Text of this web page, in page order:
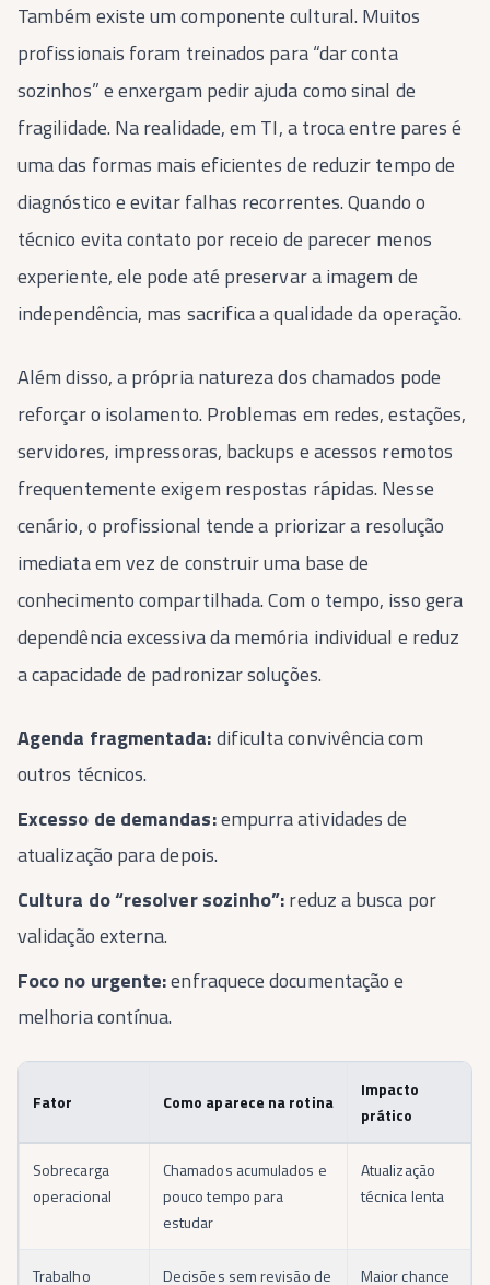
Também existe um componente cultural. Muitos
profissionais foram treinados para “dar conta
sozinhos” e enxergam pedir ajuda como sinal de
fragilidade. Na realidade, em TI, a troca entre pares é
uma das formas mais eficientes de reduzir tempo de
diagnóstico e evitar falhas recorrentes. Quando o
técnico evita contato por receio de parecer menos
experiente, ele pode até preservar a imagem de
independência, mas sacrifica a qualidade da operação.
Além disso, a própria natureza dos chamados pode
reforçar o isolamento. Problemas em redes, estações,
servidores, impressoras, backups e acessos remotos
frequentemente exigem respostas rápidas. Nesse
cenário, o profissional tende a priorizar a resolução
imediata em vez de construir uma base de
conhecimento compartilhada. Com o tempo, isso gera
dependência excessiva da memória individual e reduz
a capacidade de padronizar soluções.
Agenda fragmentada:dificulta convivência com
outros técnicos.
Excesso de demandas:empurra atividades de
atualização para depois.
Cultura do “resolver sozinho”:reduz a busca por
validação externa.
Foco no urgente:enfraquece documentação e
melhoria contínua.
Fator Como aparece na rotina
Impacto
prático
Sobrecarga
operacional
Chamados acumulados e
pouco tempo para
estudar
Atualização
técnica lenta
Trabalho
Decisões sem revisão de
Maior chance